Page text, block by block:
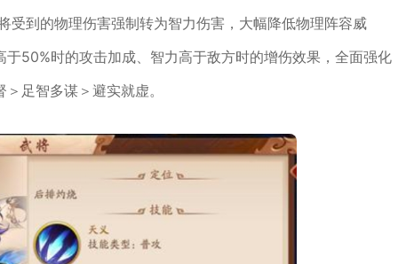
到的物理伤害强制转为智力伤害，大幅降低物理阵容威
50%时的攻击加成、智力高于敌方时的增伤效果，全面强化
足智多谋＞避实就虚。